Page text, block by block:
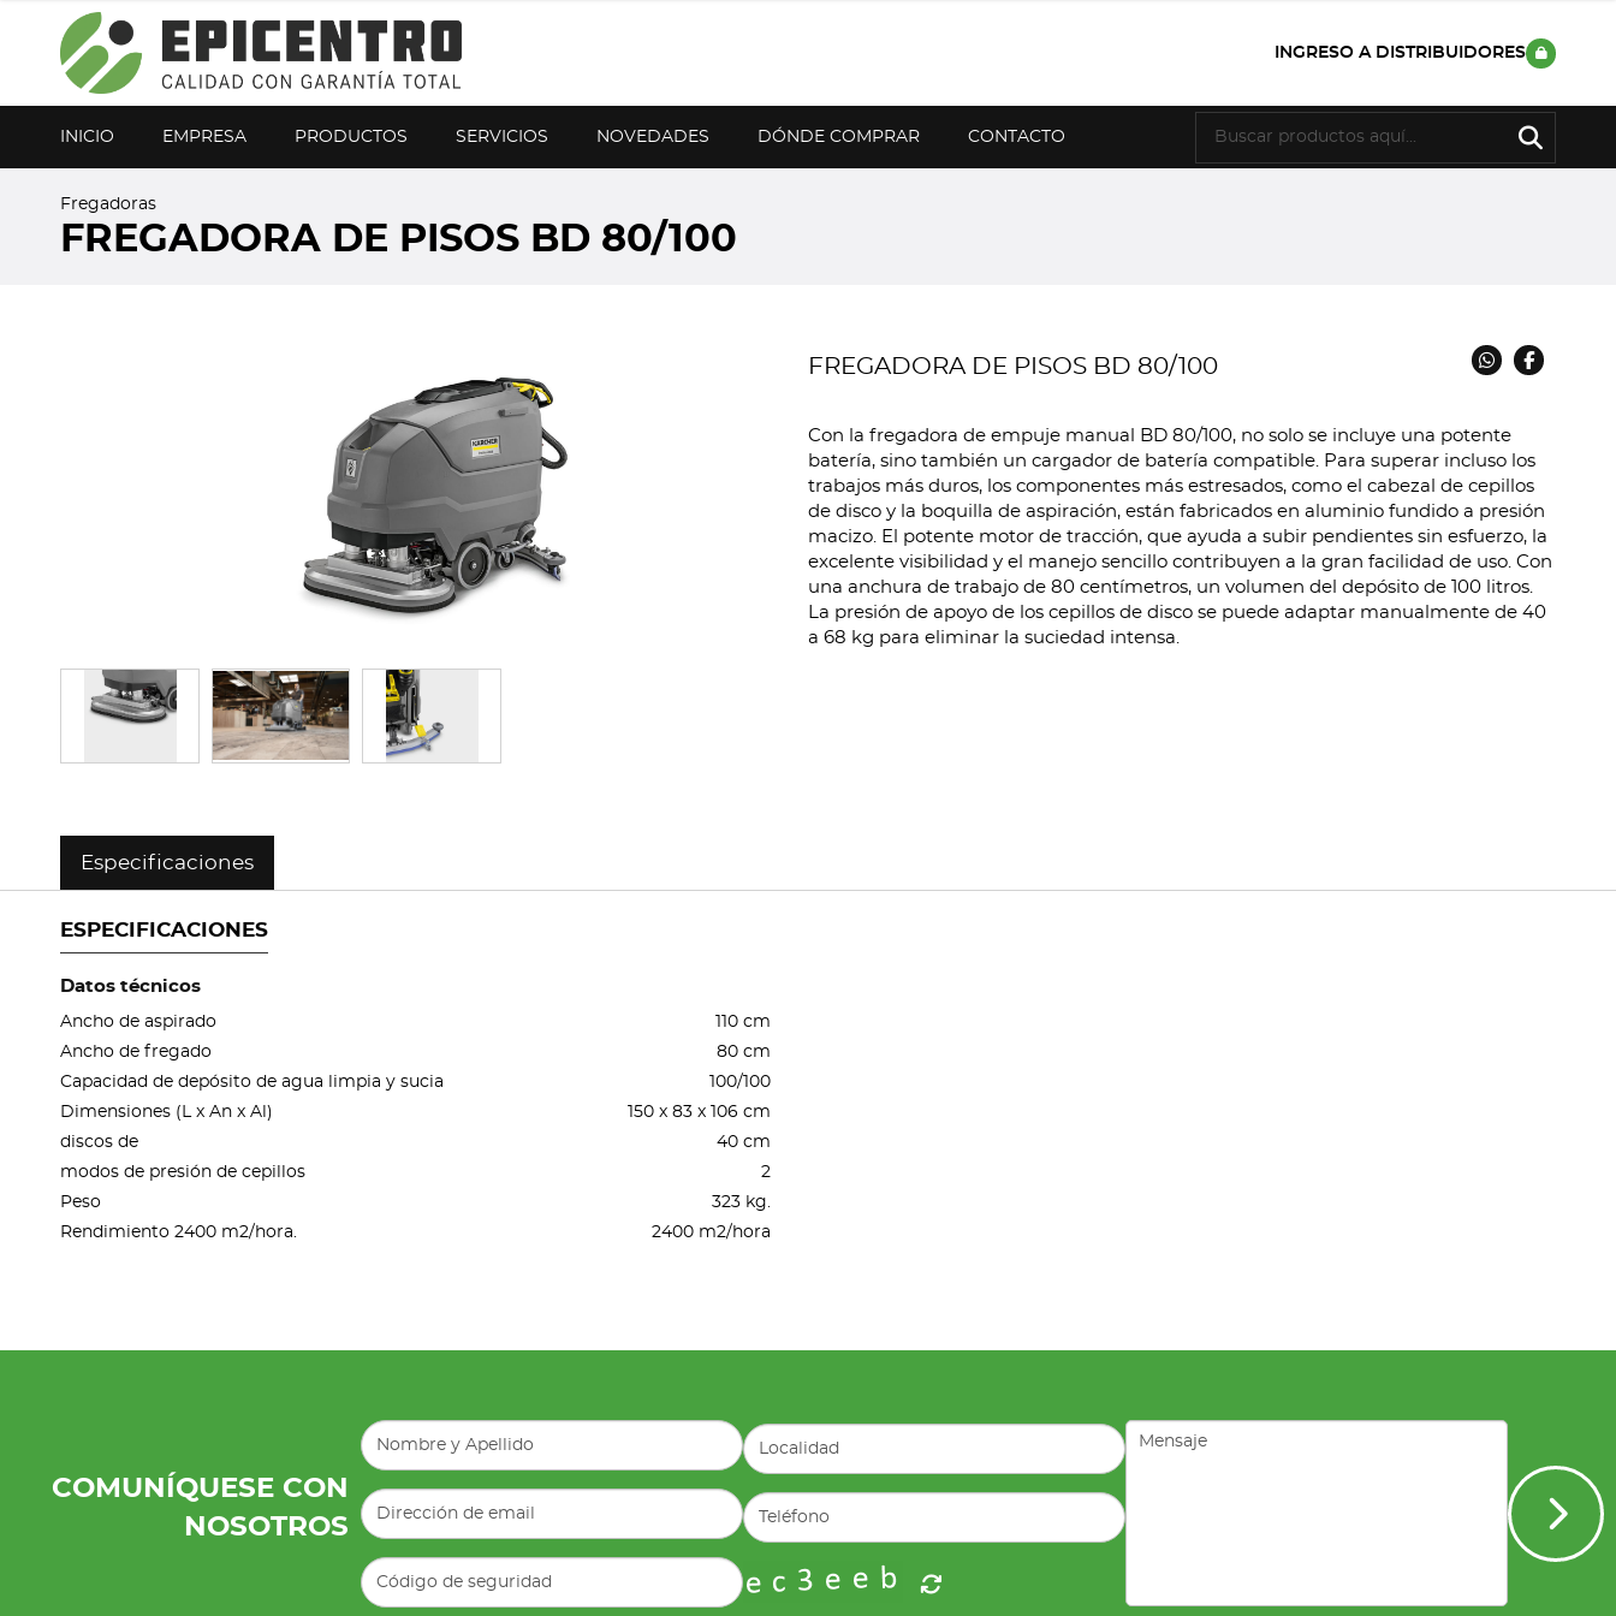
¿Olvidó su contraseña?
INGRESO A DISTRIBUIDORES
INICIO EMPRESA PRODUCTOS SERVICIOS NOVEDADES DÓNDE COMPRAR CONTACTO
Fregadoras
FREGADORA DE PISOS BD 80/100
FREGADORA DE PISOS BD 80/100
Con la fregadora de empuje manual BD 80/100, no solo se incluye una potente
batería, sino también un cargador de batería compatible. Para superar incluso los
trabajos más duros, los componentes más estresados, como el cabezal de cepillos
de disco y la boquilla de aspiración, están fabricados en aluminio fundido a presión
macizo. El potente motor de tracción, que ayuda a subir pendientes sin esfuerzo, la
excelente visibilidad y el manejo sencillo contribuyen a la gran facilidad de uso. Con
una anchura de trabajo de 80 centímetros, un volumen del depósito de 100 litros.
La presión de apoyo de los cepillos de disco se puede adaptar manualmente de 40
a 68 kg para eliminar la suciedad intensa.
Especificaciones
ESPECIFICACIONES
Datos técnicos
Ancho de aspirado
110 cm
Ancho de fregado
80 cm
Capacidad de depósito de agua limpia y sucia
100/100
Dimensiones (L x An x Al)
150 x 83 x 106 cm
discos de
40 cm
modos de presión de cepillos
2
Peso
323 kg.
Rendimiento 2400 m2/hora.
2400 m2/hora
COMUNÍQUESE CON
NOSOTROS